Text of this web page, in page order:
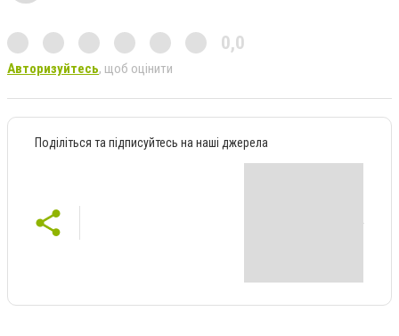
0,0
Авторизуйтесь, щоб оцінити
Поділіться та підписуйтесь на наші джерела